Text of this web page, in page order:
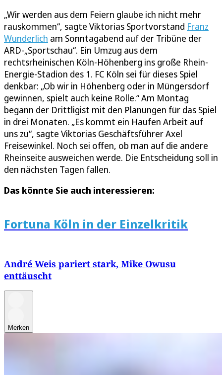
„Wir werden aus dem Feiern glaube ich nicht mehr
rauskommen“, sagte Viktorias Sportvorstand Franz
Wunderlich am Sonntagabend auf der Tribüne der
ARD-„Sportschau“. Ein Umzug aus dem
rechtsrheinischen Köln-Höhenberg ins große Rhein-
Energie-Stadion des 1. FC Köln sei für dieses Spiel
denkbar: „Ob wir in Höhenberg oder in Müngersdorf
gewinnen, spielt auch keine Rolle.“ Am Montag
begann der Drittligist mit den Planungen für das Spiel
in drei Monaten. „Es kommt ein Haufen Arbeit auf
uns zu“, sagte Viktorias Geschäftsführer Axel
Freisewinkel. Noch sei offen, ob man auf die andere
Rheinseite ausweichen werde. Die Entscheidung soll in
den nächsten Tagen fallen.
Das könnte Sie auch interessieren:
Fortuna Köln in der Einzelkritik
André Weis pariert stark, Mike Owusu
enttäuscht
Merken